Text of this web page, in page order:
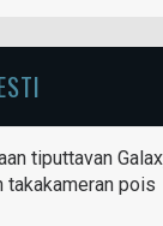
tiputtavan
takakameran pois